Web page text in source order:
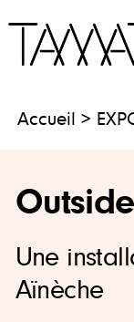
Aller
Accueil >
Outside
Une
Aïnèche